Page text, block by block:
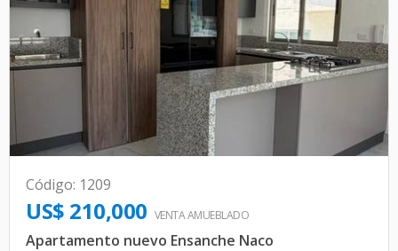
Código: 1209
US$ 210,000 VENTA AMUEBLADO
Apartamento nuevo Ensanche Naco